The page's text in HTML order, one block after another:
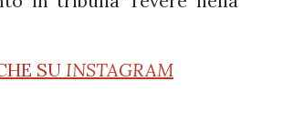
SU INSTAGRAM